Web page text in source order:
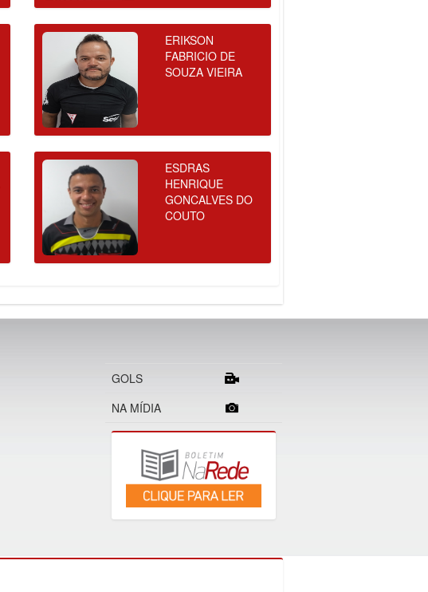
ERIKSON
FABRICIO DE
SOUZA VIEIRA
ESDRAS
HENRIQUE
GONCALVES DO
COUTO
GOLS
NA MÍDIA